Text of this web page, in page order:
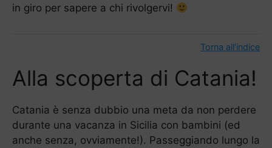
in giro per sapere a chi rivolgervi!
Torna all'indice
Alla scoperta di Catania!
Catania è senza dubbio una meta da non perdere
durante una vacanza in Sicilia con bambini (ed
anche senza, ovviamente!). Passeggiando lungo la